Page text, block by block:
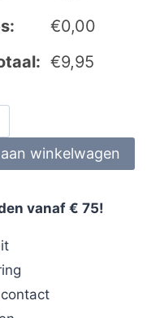
€0,00
€9,95
winkelwagen
vanaf € 75!